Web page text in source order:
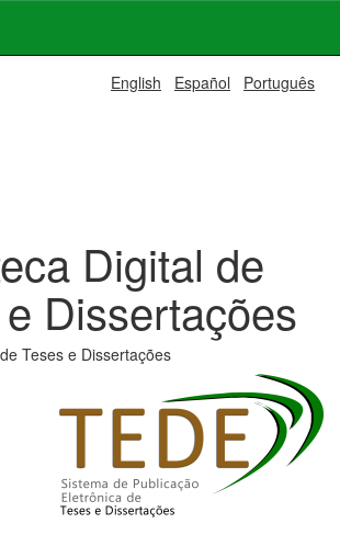
English Español Português
Digital de
Dissertações
Teses e Dissertações